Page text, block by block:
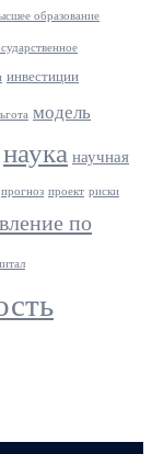
образование
инвестиции
модель
наука научная
прогноз проект риски
по